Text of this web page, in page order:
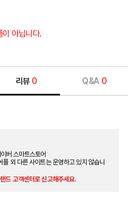
이 아닙니다.
리뷰 0 Q&A 0
버 스마트스토어
외 다른 사이트는 운영하고 있지 않습니
드 고객센터로 신고해주세요.